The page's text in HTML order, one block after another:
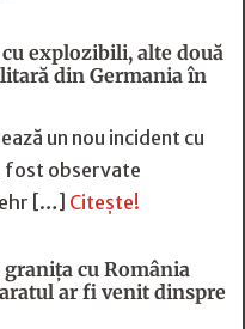
explozibili, alte două
din Germania în
un nou incident cu
fost observate
[…] Citește!
cu România
ar fi venit dinspre